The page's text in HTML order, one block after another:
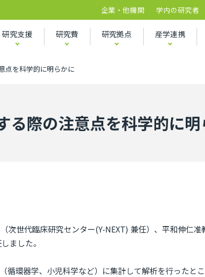
企業・他機関 学内の研究者
研究支援 研究費 研究拠点 産学連携
点を科学的に明らかに
際の注意点を科学的に明
世代臨床研究センター(Y-NEXT) 兼任）、平和伸仁
ました。
環器学、小児科学など）に集計して解析を行ったと